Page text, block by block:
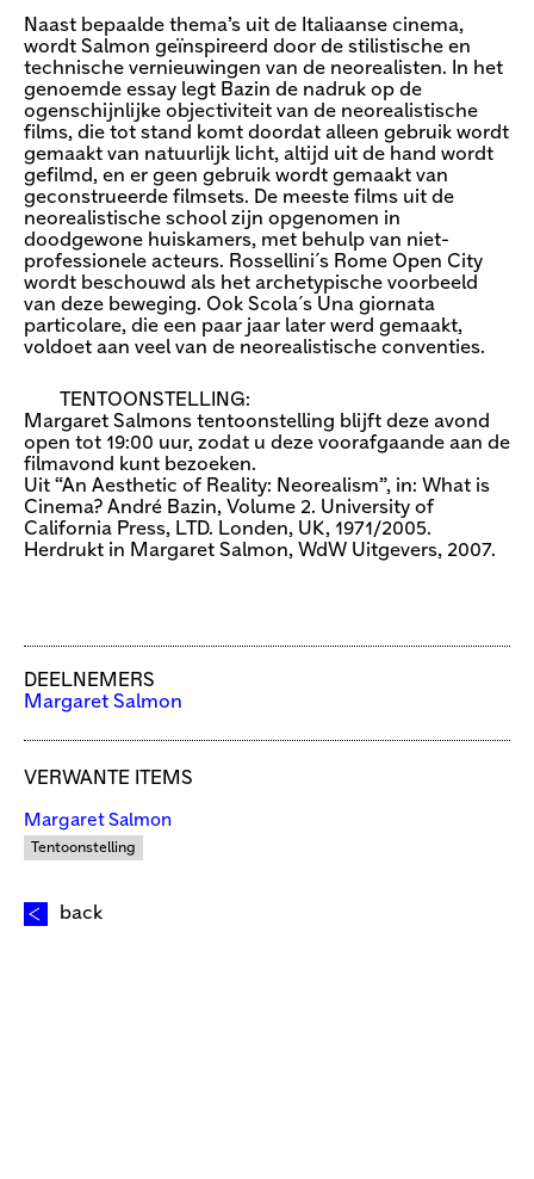
Naast bepaalde thema’s uit de Italiaanse cinema,
wordt Salmon geïnspireerd door de stilistische en
technische vernieuwingen van de neorealisten. In het
genoemde essay legt Bazin de nadruk op de
ogenschijnlijke objectiviteit van de neorealistische
films, die tot stand komt doordat alleen gebruik wordt
gemaakt van natuurlijk licht, altijd uit de hand wordt
gefilmd, en er geen gebruik wordt gemaakt van
geconstrueerde filmsets. De meeste films uit de
neorealistische school zijn opgenomen in
doodgewone huiskamers, met behulp van niet-
professionele acteurs. Rossellini´s Rome Open City
wordt beschouwd als het archetypische voorbeeld
van deze beweging. Ook Scola´s Una giornata
particolare, die een paar jaar later werd gemaakt,
voldoet aan veel van de neorealistische conventies.
TENTOONSTELLING:
Margaret Salmons tentoonstelling blijft deze avond
open tot 19:00 uur, zodat u deze voorafgaande aan de
filmavond kunt bezoeken.
Uit “An Aesthetic of Reality: Neorealism”, in: What is
Cinema? André Bazin, Volume 2. University of
California Press, LTD. Londen, UK, 1971/2005.
Herdrukt in Margaret Salmon, WdW Uitgevers, 2007.
DEELNEMERS
Margaret Salmon
VERWANTE ITEMS
Margaret Salmon
Tentoonstelling
back